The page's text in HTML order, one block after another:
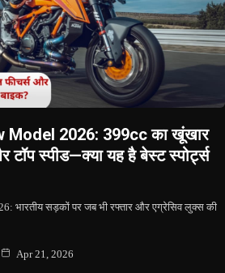
Model 2026: 399cc का खूंखार
टॉप स्पीड—क्या यह है बेस्ट स्पोर्ट्स
भारतीय सड़कों पर जब भी रफ्तार और एग्रेसिव लुक्स की
Apr 21, 2026